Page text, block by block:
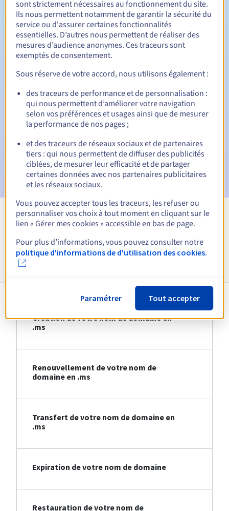
Période de rédemption 28 jours
Notifications automatiques :
Emails d'avertissement :60, 30, 15, 7 et 3 jours avant la
date d'échéance
E-mail le jour de l'expirationpour notification de la
E-mail après la Redemption Grace Periodpour
notification de la suppression du nom de domaine
Voir toutes les extensions
Informations sur le .ms
Création de votre nom de domaine en
.ms
Renouvellement de votre nom de
domaine en .ms
Transfert de votre nom de domaine en
.ms
Expiration de votre nom de domaine
Restauration de votre nom de
sont strictement nécessaires au fonctionnement du site.
Ils nous permettent notamment de garantir la sécurité du
service ou d'assurer certaines fonctionnalités
essentielles. D’autres nous permettent de réaliser des
mesures d’audience anonymes. Ces traceurs sont
exemptés de consentement.
Sous réserve de votre accord, nous utilisons également :
des traceurs de performance et de personnalisation :
qui nous permettent d’améliorer votre navigation
selon vos préférences et usages ainsi que de mesurer
la performance de nos pages ;
et des traceurs de réseaux sociaux et de partenaires
tiers : qui nous permettent de diffuser des publicités
ciblées, de mesurer leur efficacité et de partager
certaines données avec nos partenaires publicitaires
et les réseaux sociaux.
Vous pouvez accepter tous les traceurs, les refuser ou
personnaliser vos choix à tout moment en cliquant sur le
lien « Gérer mes cookies » accessible en bas de page.
Pour plus d’informations, vous pouvez consulter notre
politique d'informations de d'utilisation des cookies.
Paramétrer Tout accepter